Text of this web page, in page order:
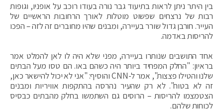
בין היתר ניתן לראות בתיעוד גבר נורה בעודו רוכב על אופניו, וגופות
רבות של נרצחים שפשוט מוטלות לאורך הרחובות הראשיים של
העייר. חורבן גדול שורר בעיירה, ומבנים שהיו מחוברים זה לזה – הפכו
להריסות באדמה.
אחד התושבים שנותרו בעיירה, מפני שלא היה לו לאן להמלט אמר
בראיון: "החלק המפחיד ביותר היה כשהם באו. הם טסו מעל הבתים
שלנו והטילו פצצות", אמר ל-CNN והוסיף: "אני לא יכול להישאר כאן,
זה לא בטוח". לא רק שהעיר נהרסה בהתקפות אוויריות ומבנים
הצטמצמו להריסות – הרוסים גם השתמשו בחלק מהבתים כבסיס
לכוחות שלהם.